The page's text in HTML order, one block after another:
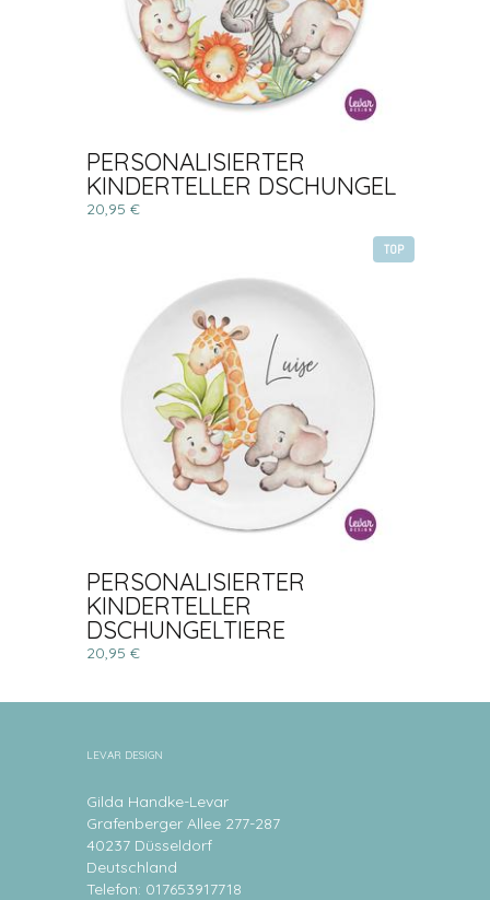
PERSONALISIERTER
KINDERTELLER DSCHUNGEL
20,95 €
TOP
PERSONALISIERTER
KINDERTELLER
DSCHUNGELTIERE
20,95 €
LEVAR DESIGN
Gilda Handke-Levar
Grafenberger Allee 277-287
40237 Düsseldorf
Deutschland
Telefon: 017653917718